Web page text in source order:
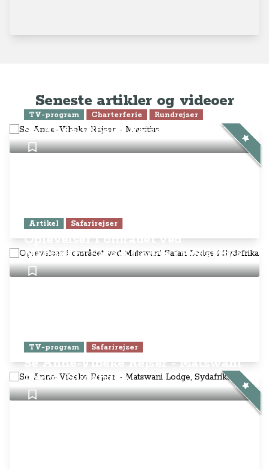
Seneste artikler og videoer
TV-program Charterferie Rundrejser
Se Anne-Vibeke Rejser - Mauritius
Artikel Safarirejser
Oplevelser i området ved
Matswani Safari Lodge i Sydafrika
TV-program Safarirejser
Se Anne-Vibeke Rejser - Matswani
Lodge, Sydafrika